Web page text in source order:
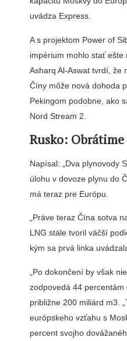
uvádza Express.
A s projektom Power of
impérium mohlo stať ešte
Asharq Al-Aswat tvrdí, že
Číny môže nová dohoda
Pekingom podobne, ako
Nord Stream 2.
Rusko: Obrátime
Napísal: „Dva plynovody
úlohu v dovoze plynu do
má teraz pre Európu.
„Práve teraz Čína sotva
LNG stále tvoril väčší
kým sa prvá linka
„Po dokončení by však
zodpovedá 44
približne 200 miliárd m3.
európskeho vzťahu s
percent svojho